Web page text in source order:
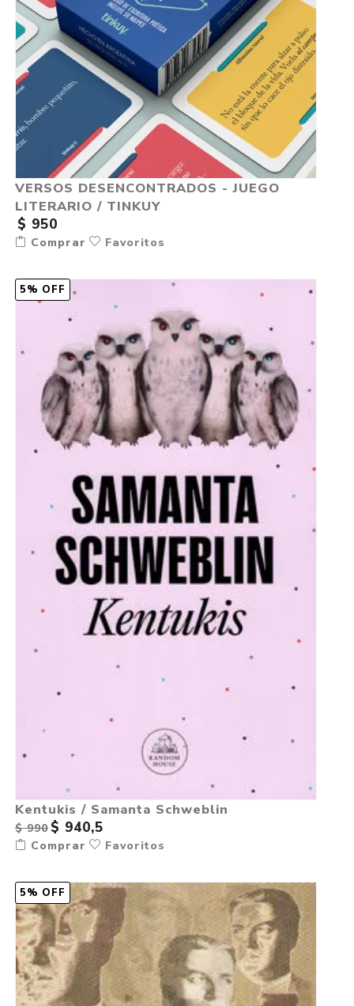
VERSOS DESENCONTRADOS - JUEGO
LITERARIO / TINKUY
$ 950
Comprar Favoritos
5% OFF
Kentukis / Samanta Schweblin
$ 990 $ 940,5
Comprar Favoritos
5% OFF